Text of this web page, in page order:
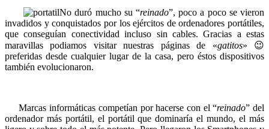
No duró mucho su “reinado”, poco a poco se vieron
invadidos y conquistados por los ejércitos de ordenadores portátiles,
que conseguían conectividad incluso sin cables. Gracias a estas
maravillas podiamos visitar nuestras páginas de «gatitos» 😉
preferidas desde cualquier lugar de la casa, pero éstos dispositivos
también evolucionaron.
Marcas informáticas competían por hacerse con el “reinado” del
ordenador más portátil, el portátil que dominaría el mundo, el más